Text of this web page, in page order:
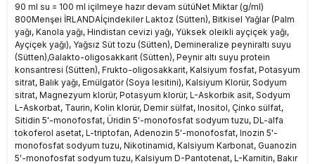
90 ml su = 100 ml içilmeye hazır devam sütüNet Miktar (g/ml)
800Menşei İRLANDAİçindekiler Laktoz (Sütten), Bitkisel Yağlar (Palm
yağı, Kanola yağı, Hindistan cevizi yağı, Yüksek oleikli ayçiçek yağı,
Ayçiçek yağı), Yağsız Süt tozu (Sütten), Demineralize peyniraltı suyu
(Sütten),Galakto-oligosakkarit (Sütten), Peynir altı suyu protein
konsantresi (Sütten), Frukto-oligosakkarit, Kalsiyum fosfat, Potasyum
sitrat, Balık yağı, Emülgatör (Soya lesitini), Kalsiyum Klorür, Sodyum
sitrat, Magnezyum klorür, Potasyum klorür, L-Askorbik asit, Sodyum
L-Askorbat, Taurin, Kolin klorür, Demir sülfat, Inositol, Çinko sülfat,
Sitidin 5'-monofosfat, Üridin 5'-monofosfat sodyum tuzu, DL-alfa
tokoferol asetat, L-triptofan, Adenozin 5'-monofosfat, Inozin 5'-
monofosfat sodyum tuzu, Nikotinamid, Kalsiyum Karbonat, Guanozin
5'-monofosfat sodyum tuzu, Kalsiyum D-Pantotenat, L-Karnitin, Bakır